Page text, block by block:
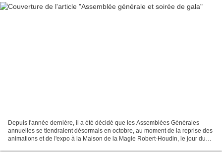
Depuis l'année dernière, il a été décidé que les Assemblées Générales
annuelles se tiendraient désormais en octobre, au moment de la reprise des
animations et de l'expo à la Maison de la Magie Robert-Houdin, le jour du